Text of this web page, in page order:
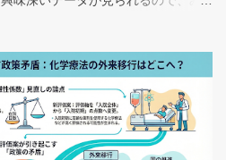
事をお読みください！なのだが、
病床機能報告（2023年度報告）を
常勤・非常勤（常勤換算）の合
含まない この施設は何人いるんだろ
と見てみるだけでも十分興味深い